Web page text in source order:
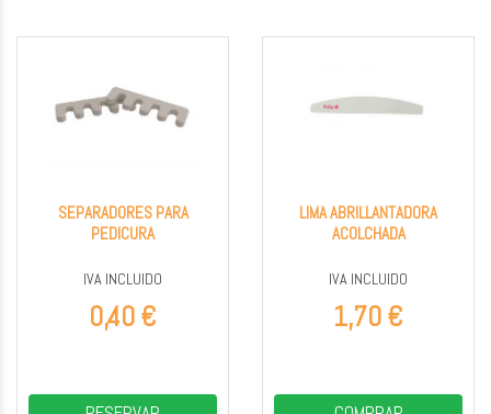
SEPARADORES PARA
PEDICURA
IVA INCLUIDO
0,40 €
LIMA ABRILLANTADORA
ACOLCHADA
IVA INCLUIDO
1,70 €